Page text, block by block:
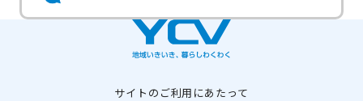
サイトのご利用にあたって